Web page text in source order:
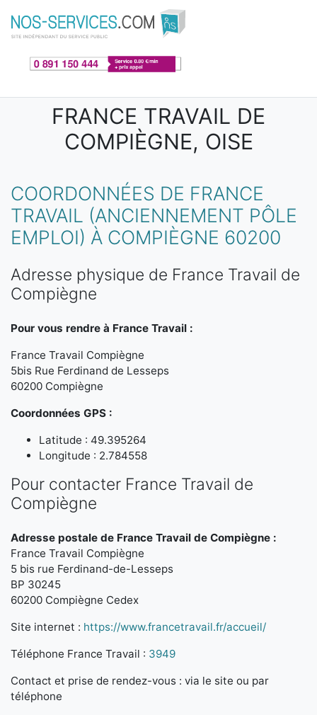
Aller au contenu principal
FRANCE TRAVAIL DE
COMPIÈGNE, OISE
COORDONNÉES DE FRANCE
TRAVAIL (ANCIENNEMENT PÔLE
EMPLOI) À COMPIÈGNE 60200
Adresse physique de France Travail de
Compiègne
Pour vous rendre à France Travail :
France Travail Compiègne
5bis Rue Ferdinand de Lesseps
60200 Compiègne
Coordonnées GPS :
Latitude : 49.395264
Longitude : 2.784558
Pour contacter France Travail de
Compiègne
Adresse postale de France Travail de Compiègne :
France Travail Compiègne
5 bis rue Ferdinand-de-Lesseps
BP 30245
60200 Compiègne Cedex
Site internet : https://www.francetravail.fr/accueil/
Téléphone France Travail : 3949
Contact et prise de rendez-vous : via le site ou par
téléphone